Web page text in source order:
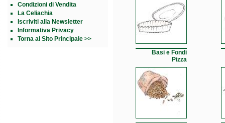
Condizioni di Vendita
La Celiachia
Iscriviti alla Newsletter
Informativa Privacy
Torna al Sito Principale >>
Basi e Fondi
Pizza